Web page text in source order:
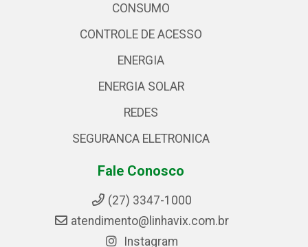
CONSUMO
CONTROLE DE ACESSO
ENERGIA
ENERGIA SOLAR
REDES
SEGURANCA ELETRONICA
Fale Conosco
(27) 3347-1000
atendimento@linhavix.com.br
Instagram